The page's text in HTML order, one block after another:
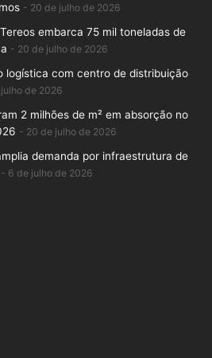
20 de julho de 2026
embarca 75 mil toneladas de
20 de julho de 2026
logística com centro de distribuição
de 2026
2 milhões de m² em absorção no
20 de julho de 2026
demanda por infraestrutura de
6 de julho de 2026